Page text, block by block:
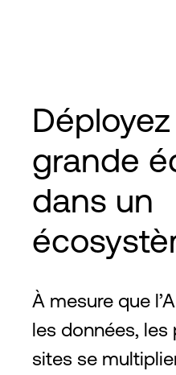
Déployez
grande
dans un
À mesure que
les données, les
sites se